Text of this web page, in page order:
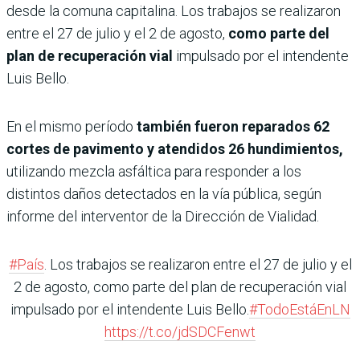
desde la comuna capitalina. Los trabajos se realizaron
entre el 27 de julio y el 2 de agosto, como parte del
plan de recuperación vial impulsado por el intendente
Luis Bello.
En el mismo período también fueron reparados 62
cortes de pavimento y atendidos 26 hundimientos,
utilizando mezcla asfáltica para responder a los
distintos daños detectados en la vía pública, según
informe del interventor de la Dirección de Vialidad.
#País . Los trabajos se realizaron entre el 27 de julio y el
2 de agosto, como parte del plan de recuperación vial
impulsado por el intendente Luis Bello.#TodoEstáEnLN
https://t.co/jdSDCFenwt